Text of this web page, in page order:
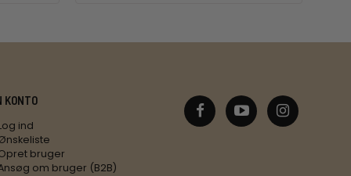
KONTO
ind
bruger
om bruger (B2B)